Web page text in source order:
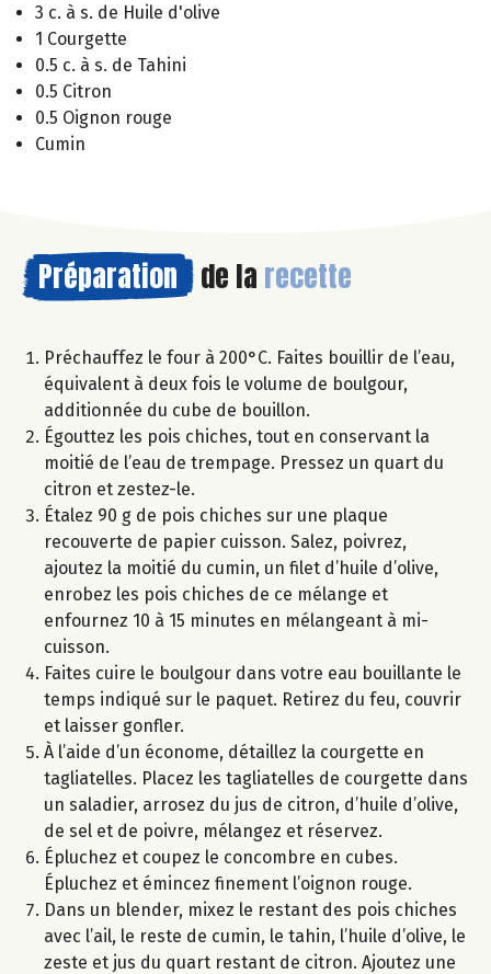
3 c. à s. de Huile d'olive
1 Courgette
0.5 c. à s. de Tahini
0.5 Citron
0.5 Oignon rouge
Cumin
Préparation de la recette
Préchauffez le four à 200°C. Faites bouillir de l’eau,
équivalent à deux fois le volume de boulgour,
additionnée du cube de bouillon.
Égouttez les pois chiches, tout en conservant la
moitié de l’eau de trempage. Pressez un quart du
citron et zestez-le.
Étalez 90 g de pois chiches sur une plaque
recouverte de papier cuisson. Salez, poivrez,
ajoutez la moitié du cumin, un filet d’huile d’olive,
enrobez les pois chiches de ce mélange et
enfournez 10 à 15 minutes en mélangeant à mi-
cuisson.
Faites cuire le boulgour dans votre eau bouillante le
temps indiqué sur le paquet. Retirez du feu, couvrir
et laisser gonfler.
À l’aide d’un économe, détaillez la courgette en
tagliatelles. Placez les tagliatelles de courgette dans
un saladier, arrosez du jus de citron, d’huile d’olive,
de sel et de poivre, mélangez et réservez.
Épluchez et coupez le concombre en cubes.
Épluchez et émincez finement l’oignon rouge.
Dans un blender, mixez le restant des pois chiches
avec l’ail, le reste de cumin, le tahin, l’huile d’olive, le
zeste et jus du quart restant de citron. Ajoutez une